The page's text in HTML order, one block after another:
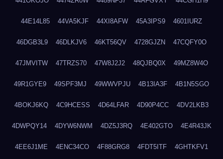
44E14L85 44VA5KJF 44XI8AFW 45A3IPS9 4601IURZ
46DGB3L9 46DLKJV6 46KT56QV 4728GJZN 47CQFY0O
47JMVITW 47TRZS70 47W8J2J2 48QJBQ0X 49MZ8W4O
49R1GYE9 49SPF3MJ 49WWVPJU 4B13IA3F 4B1N5SGO
4BOKJ6KQ 4C9HCESS 4D64LFAR 4D90P4CC 4DV2LKB3
4DWPQY14 4DYW6NWM 4DZ5J3RQ 4E402GTO 4E4R43JK
4EE6J1ME 4ENC34CO 4F88GRG8 4FDT5ITF 4GHTKFV1